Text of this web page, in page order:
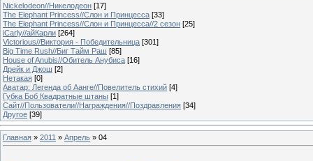
Nickelodeon//Никелодеон [17]
The Elephant Princess//Слон и Принцесса [33]
The Elephant Princess//Слон и Принцесса//2 сезон [25]
iCarly//айКарли [264]
Victorious//Виктория - Победительница [301]
Big Time Rush//Биг Тайм Раш [85]
House of Anubis//Обитель Анубиса [16]
Дрейк и Джош [2]
Нетакая [0]
Аватар: Легенда об Аанге//Повелитель стихий [4]
Губка Боб Квадратные штаны [1]
Сайт//Пользователи//Награждения//Поздравления [34]
Другое [39]
Главная » 2011 » Апрель » 04